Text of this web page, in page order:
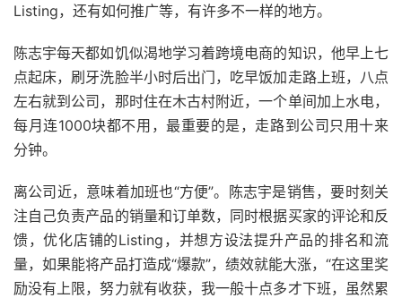
Listing，还有如何推广等，有许多不一样的地方。
陈志宇每天都如饥似渴地学习着跨境电商的知识，他早上七
点起床，刷牙洗脸半小时后出门，吃早饭加走路上班，八点
左右就到公司，那时住在木古村附近，一个单间加上水电，
每月连1000块都不用，最重要的是，走路到公司只用十来
分钟。
离公司近，意味着加班也“方便”。陈志宇是销售，要时刻关
注自己负责产品的销量和订单数，同时根据买家的评论和反
馈，优化店铺的Listing，并想方设法提升产品的排名和流
量，如果能将产品打造成“爆款”，绩效就能大涨，“在这里奖
励没有上限，努力就有收获，我一般十点多才下班，虽然累